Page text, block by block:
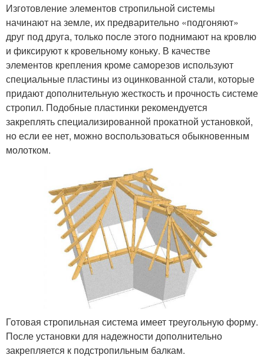
Изготовление элементов стропильной системы
начинают на земле, их предварительно «подгоняют»
друг под друга, только после этого поднимают на кровлю
и фиксируют к кровельному коньку. В качестве
элементов крепления кроме саморезов используют
специальные пластины из оцинкованной стали, которые
придают дополнительную жесткость и прочность системе
стропил. Подобные пластинки рекомендуется
закреплять специализированной прокатной установкой,
но если ее нет, можно воспользоваться обыкновенным
молотком.
Готовая стропильная система имеет треугольную форму.
После установки для надежности дополнительно
закрепляется к подстропильным балкам.